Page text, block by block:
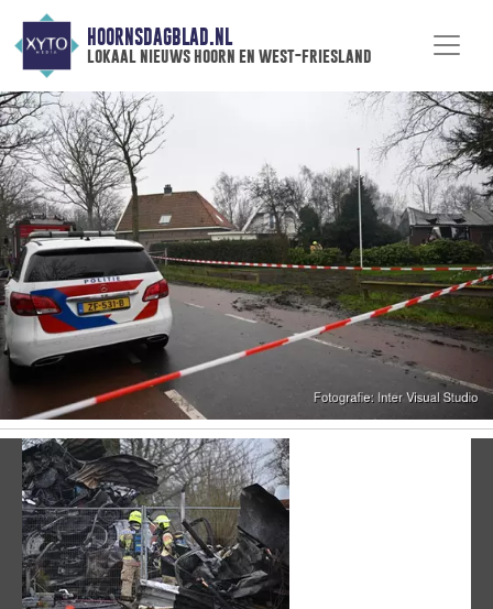
HOORNSDAGBLAD.NL
lokaal nieuws hoorn en west-friesland
Vorige